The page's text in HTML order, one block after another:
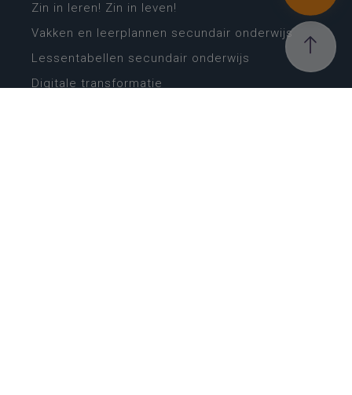
Zin in leren! Zin in leven!
Vakken en leerplannen secundair onderwijs
Lessentabellen secundair onderwijs
Digitale transformatie